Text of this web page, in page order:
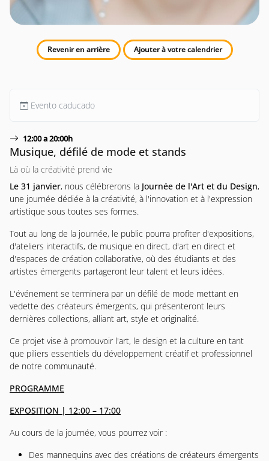
Revenir en arrière Ajouter à votre calendrier
Evento caducado
12:00 a 20:00h
Musique, défilé de mode et stands
Là où la créativité prend vie
Le 31 janvier, nous célébrerons la Journée de l'Art et du Design,
une journée dédiée à la créativité, à l'innovation et à l'expression
artistique sous toutes ses formes.
Tout au long de la journée, le public pourra profiter d'expositions,
d'ateliers interactifs, de musique en direct, d'art en direct et
d'espaces de création collaborative, où des étudiants et des
artistes émergents partageront leur talent et leurs idées.
L'événement se terminera par un défilé de mode mettant en
vedette des créateurs émergents, qui présenteront leurs
dernières collections, alliant art, style et originalité.
Ce projet vise à promouvoir l'art, le design et la culture en tant
que piliers essentiels du développement créatif et professionnel
de notre communauté.
PROGRAMME
EXPOSITION | 12:00 – 17:00
Au cours de la journée, vous pourrez voir :
Des mannequins avec des créations de créateurs émergents